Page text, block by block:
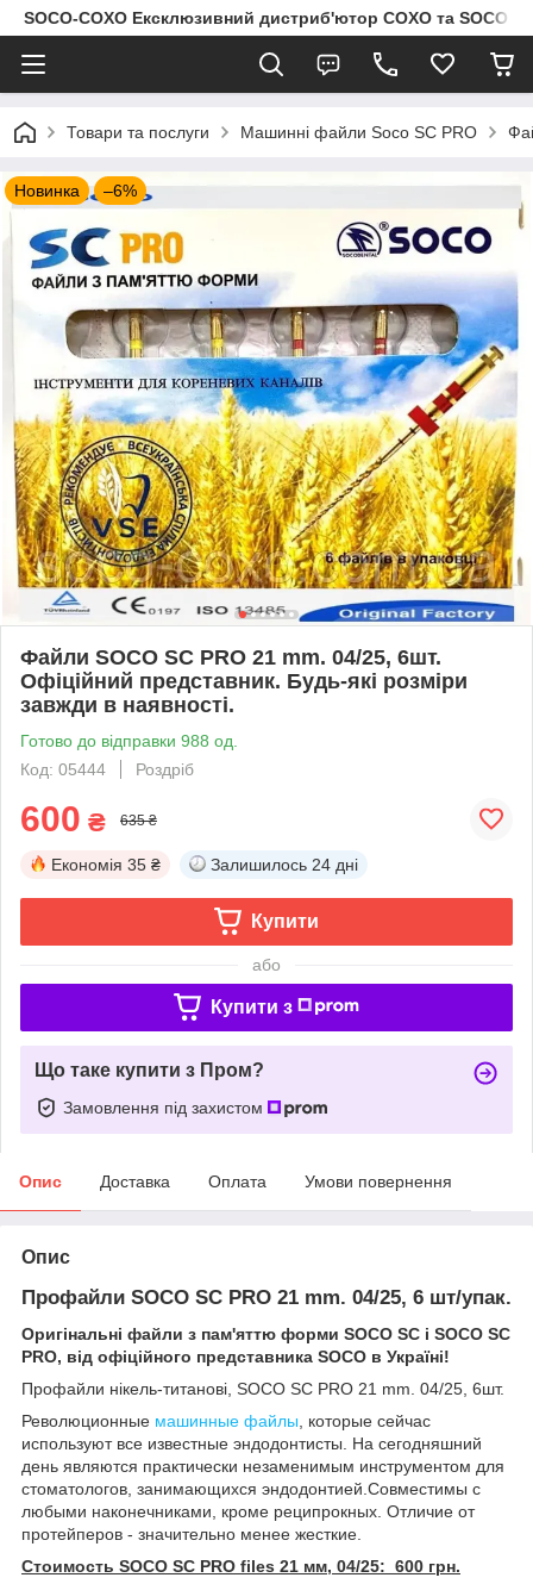
SOCO-COXO Ексклюзивний дистриб'ютор COXO та SOCO в
Товари та послуги Машинні файли Soco SC PRO
Новинка –6%
Файли SOCO SC PRO 21 mm. 04/25, 6шт.
Офіційний представник. Будь-які розміри
завжди в наявності.
Готово до відправки 988 од.
Код: 05444
Роздріб
600 ₴ 635 ₴
Економія 35 ₴ Залишилось 24 дні
Купити
або
Купити з
Що таке купити з Пром?
Замовлення під захистом
Опис Доставка Оплата Умови повернення
Опис
Профайли SOCO SC PRO 21 mm. 04/25, 6 шт/упак.
Оригінальні файли з пам'яттю форми SOCO SC і SOCO SC
PRO, від офіційного представника SOCO в Україні!
Профайли нікель-титанові, SOCO SC PRO 21 mm. 04/25, 6шт.
Революционные машинные файлы , которые сейчас
используют все известные эндодонтисты. На сегодняшний
день являются практически незаменимым инструментом для
стоматологов, занимающихся эндодонтией.Совместимы с
любыми наконечниками, кроме реципрокных. Отличие от
протейперов - значительно менее жесткие.
Стоимость SOCO SC PRO files 21 мм, 04/25: 600 грн.